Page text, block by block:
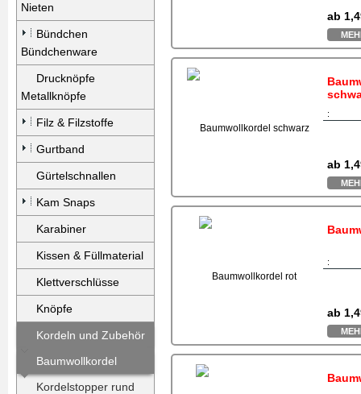
Nieten
Bündchen
Bündchenware
Drucknöpfe
Metallknöpfe
Filz & Filzstoffe
Gurtband
Gürtelschnallen
Kam Snaps
Karabiner
Kissen & Füllmaterial
Klettverschlüsse
Knöpfe
Kordeln und Zubehör
Baumwollkordel
Kordelstopper rund
ab
:
ab
:
ab